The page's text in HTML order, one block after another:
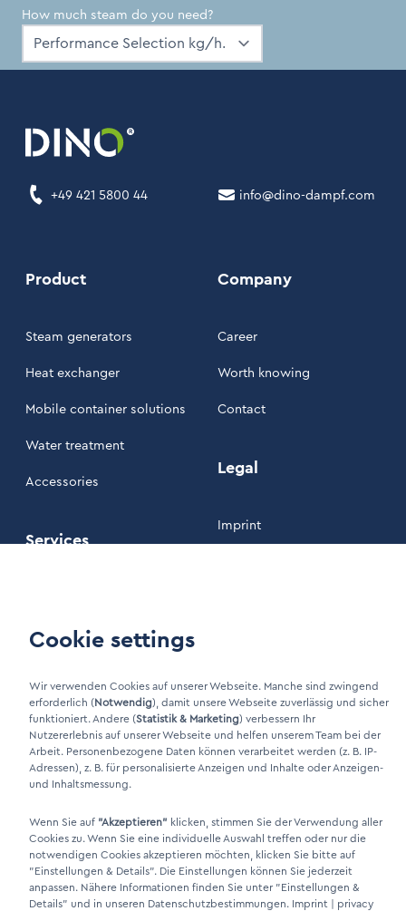
How much steam do you need?
+49 421 5800 44 info@dino-dampf.com
Product
Steam generators
Heat exchanger
Mobile container solutions
Water treatment
Accessories
Services
Customer area
Company
Career
Worth knowing
Contact
Legal
Imprint
LinkIn Link
Xing Link
DINO Dampferzeuger GmbH - Electric steam generators "Made in
Cookie settings
Wir verwenden Cookies auf unserer Webseite. Manche sind zwingend
erforderlich (Notwendig), damit unsere Webseite zuverlässig und sicher
funktioniert. Andere (Statistik & Marketing) verbessern Ihr
Nutzererlebnis auf unserer Webseite und helfen unserem Team bei der
Arbeit. Personenbezogene Daten können verarbeitet werden (z. B. IP-
Adressen), z. B. für personalisierte Anzeigen und Inhalte oder Anzeigen-
und Inhaltsmessung.
Wenn Sie auf "Akzeptieren" klicken, stimmen Sie der Verwendung aller
Cookies zu. Wenn Sie eine individuelle Auswahl treffen oder nur die
notwendigen Cookies akzeptieren möchten, klicken Sie bitte auf
"Einstellungen & Details". Die Einstellungen können Sie jederzeit
anpassen. Nähere Informationen finden Sie unter "Einstellungen &
Details" und in unseren Datenschutzbestimmungen. Imprint | privacy